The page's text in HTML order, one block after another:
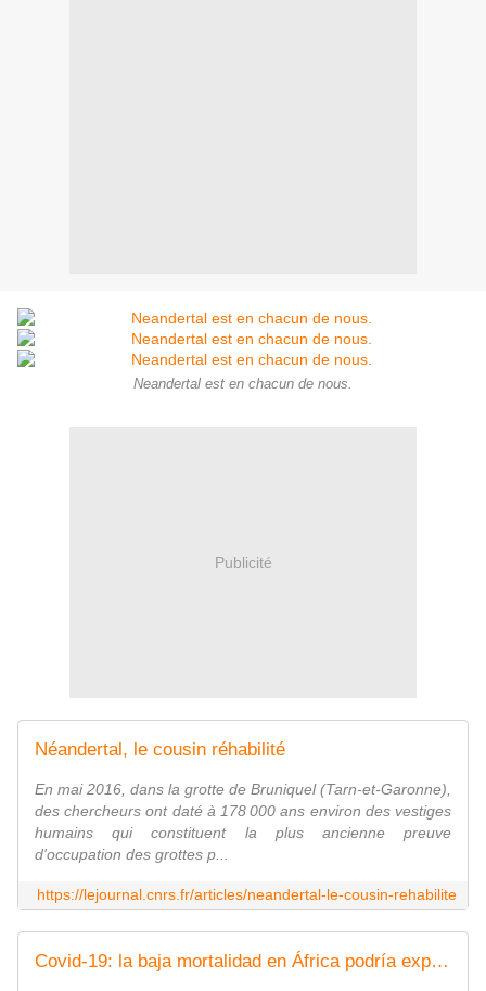
Neandertal est en chacun de nous.
Publicité
Néandertal, le cousin réhabilité
En mai 2016, dans la grotte de Bruniquel (Tarn-et-Garonne),
des chercheurs ont daté à 178 000 ans environ des vestiges
humains qui constituent la plus ancienne preuve
d'occupation des grottes p...
https://lejournal.cnrs.fr/articles/neandertal-le-cousin-rehabilite
Covid-19: la baja mortalidad en África podría explicarse por...los neandertales - Last Night in Orient